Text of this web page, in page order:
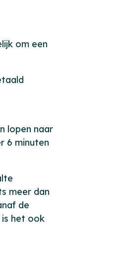
om een
lopen naar
6 minuten
meer dan
de
is het ook